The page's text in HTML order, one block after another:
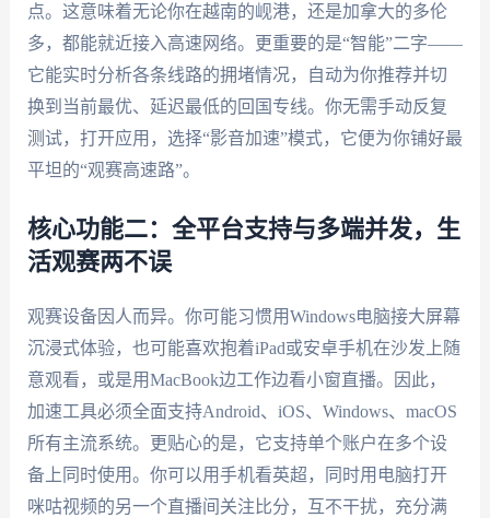
点。这意味着无论你在越南的岘港，还是加拿大的多伦
多，都能就近接入高速网络。更重要的是“智能”二字——
它能实时分析各条线路的拥堵情况，自动为你推荐并切
换到当前最优、延迟最低的回国专线。你无需手动反复
测试，打开应用，选择“影音加速”模式，它便为你铺好最
平坦的“观赛高速路”。
核心功能二：全平台支持与多端并发，生
活观赛两不误
观赛设备因人而异。你可能习惯用Windows电脑接大屏幕
沉浸式体验，也可能喜欢抱着iPad或安卓手机在沙发上随
意观看，或是用MacBook边工作边看小窗直播。因此，
加速工具必须全面支持Android、iOS、Windows、macOS
所有主流系统。更贴心的是，它支持单个账户在多个设
备上同时使用。你可以用手机看英超，同时用电脑打开
咪咕视频的另一个直播间关注比分，互不干扰，充分满